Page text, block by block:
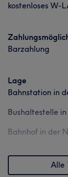
kostenloses W-
Barzahlung
Lage
Bahnstation in
Bushaltestelle
Bahnhof in der
Alle